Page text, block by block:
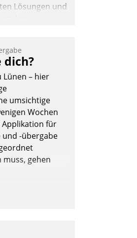
Lösungen und
Aufgaben und
dich?
Lünen – hier
umsichtige
Wochen
für
-übergabe
muss, gehen